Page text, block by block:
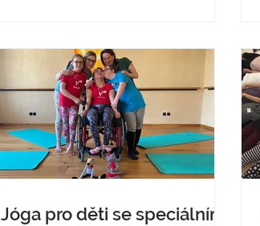
Jóga pro děti se speciálními